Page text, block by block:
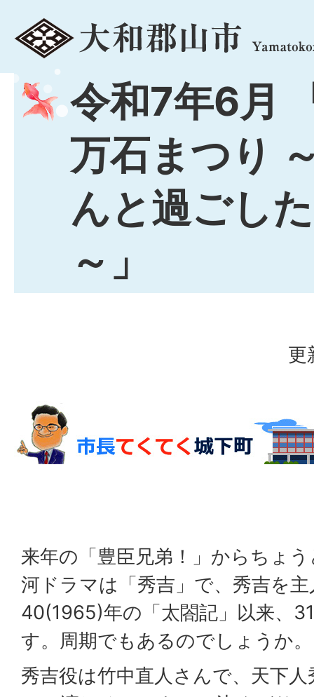
menu
令和7年6月
万石まつり
んと過ごし
～」
更
来年の「豊臣兄弟！」からちょ
河ドラマは「秀吉」で、秀吉を
40(1965)年の「太閤記」以来、
す。周期でもあるのでしょうか。
秀吉役は竹中直人さんで、天下